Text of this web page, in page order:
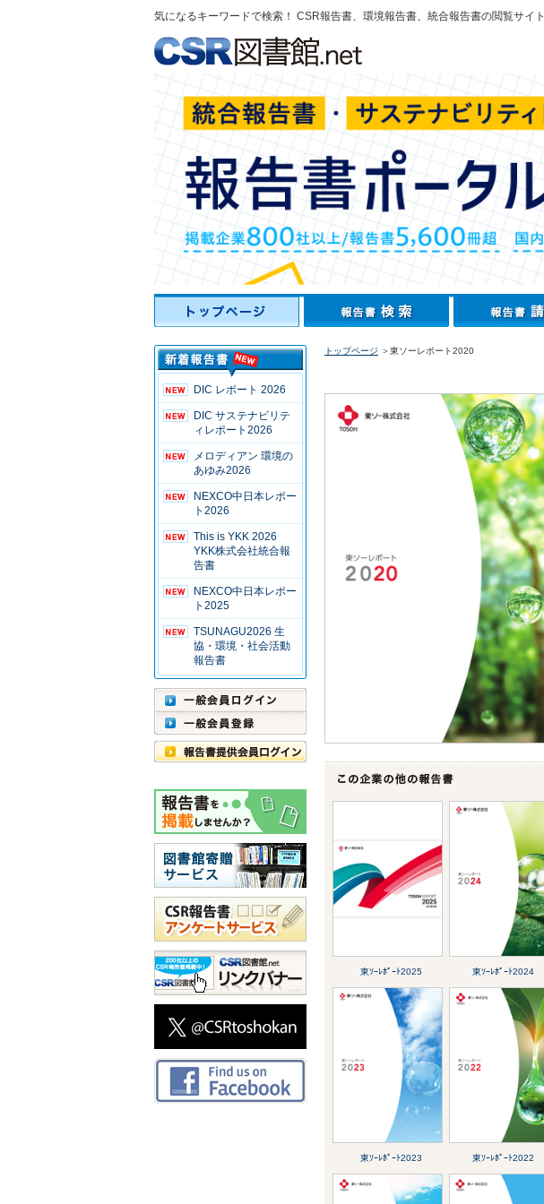
気になるキーワードで検索！ CSR報告書、環境報告書、統合報告書の閲覧サイト
DIC レポート 2026
DIC サステナビリテ
ィレポート2026
メロディアン 環境の
あゆみ2026
NEXCO中日本レポー
ト2026
This is YKK 2026
YKK株式会社統合報
告書
NEXCO中日本レポー
ト2025
TSUNAGU2026 生
協・環境・社会活動
報告書
トップページ ＞東ソーレポート2020
東ｿｰﾚﾎﾟｰﾄ2025 東ｿｰﾚﾎﾟｰﾄ2024
東ｿｰﾚﾎﾟｰﾄ2023 東ｿｰﾚﾎﾟｰﾄ2022